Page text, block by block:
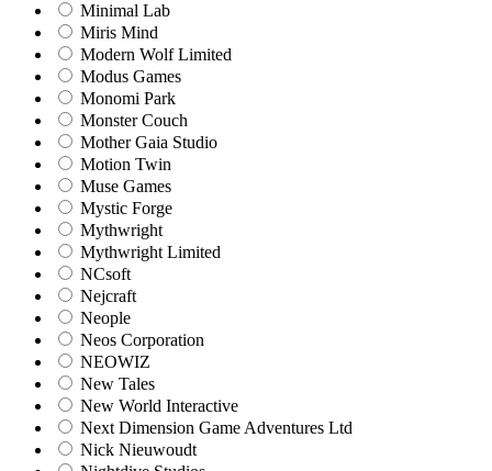
Minimal Lab
Miris Mind
Modern Wolf Limited
Modus Games
Monomi Park
Monster Couch
Mother Gaia Studio
Motion Twin
Muse Games
Mystic Forge
Mythwright
Mythwright Limited
NCsoft
Nejcraft
Neople
Neos Corporation
NEOWIZ
New Tales
New World Interactive
Next Dimension Game Adventures Ltd
Nick Nieuwoudt